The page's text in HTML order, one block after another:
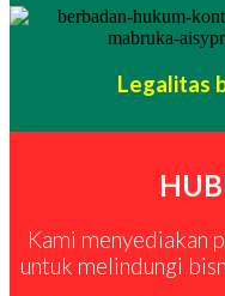
Legalitas
Kami menyediakan
untuk melindungi